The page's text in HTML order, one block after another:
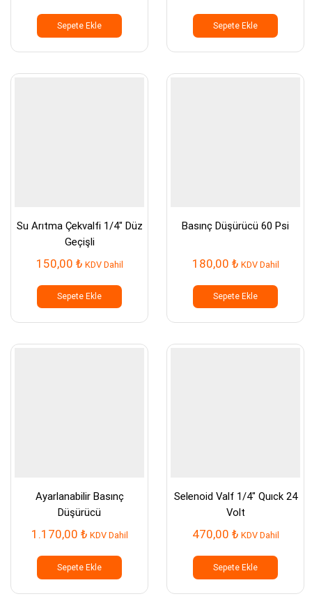
Sepete Ekle Sepete Ekle
Su Arıtma Çekvalfi 1/4″ Düz
Geçişli
150,00 ₺ KDV Dahil
Sepete Ekle
Basınç Düşürücü 60 Psi
180,00 ₺ KDV Dahil
Sepete Ekle
Ayarlanabilir Basınç
Düşürücü
1.170,00 ₺ KDV Dahil
Sepete Ekle
Selenoid Valf 1/4″ Quıck 24
Volt
470,00 ₺ KDV Dahil
Sepete Ekle